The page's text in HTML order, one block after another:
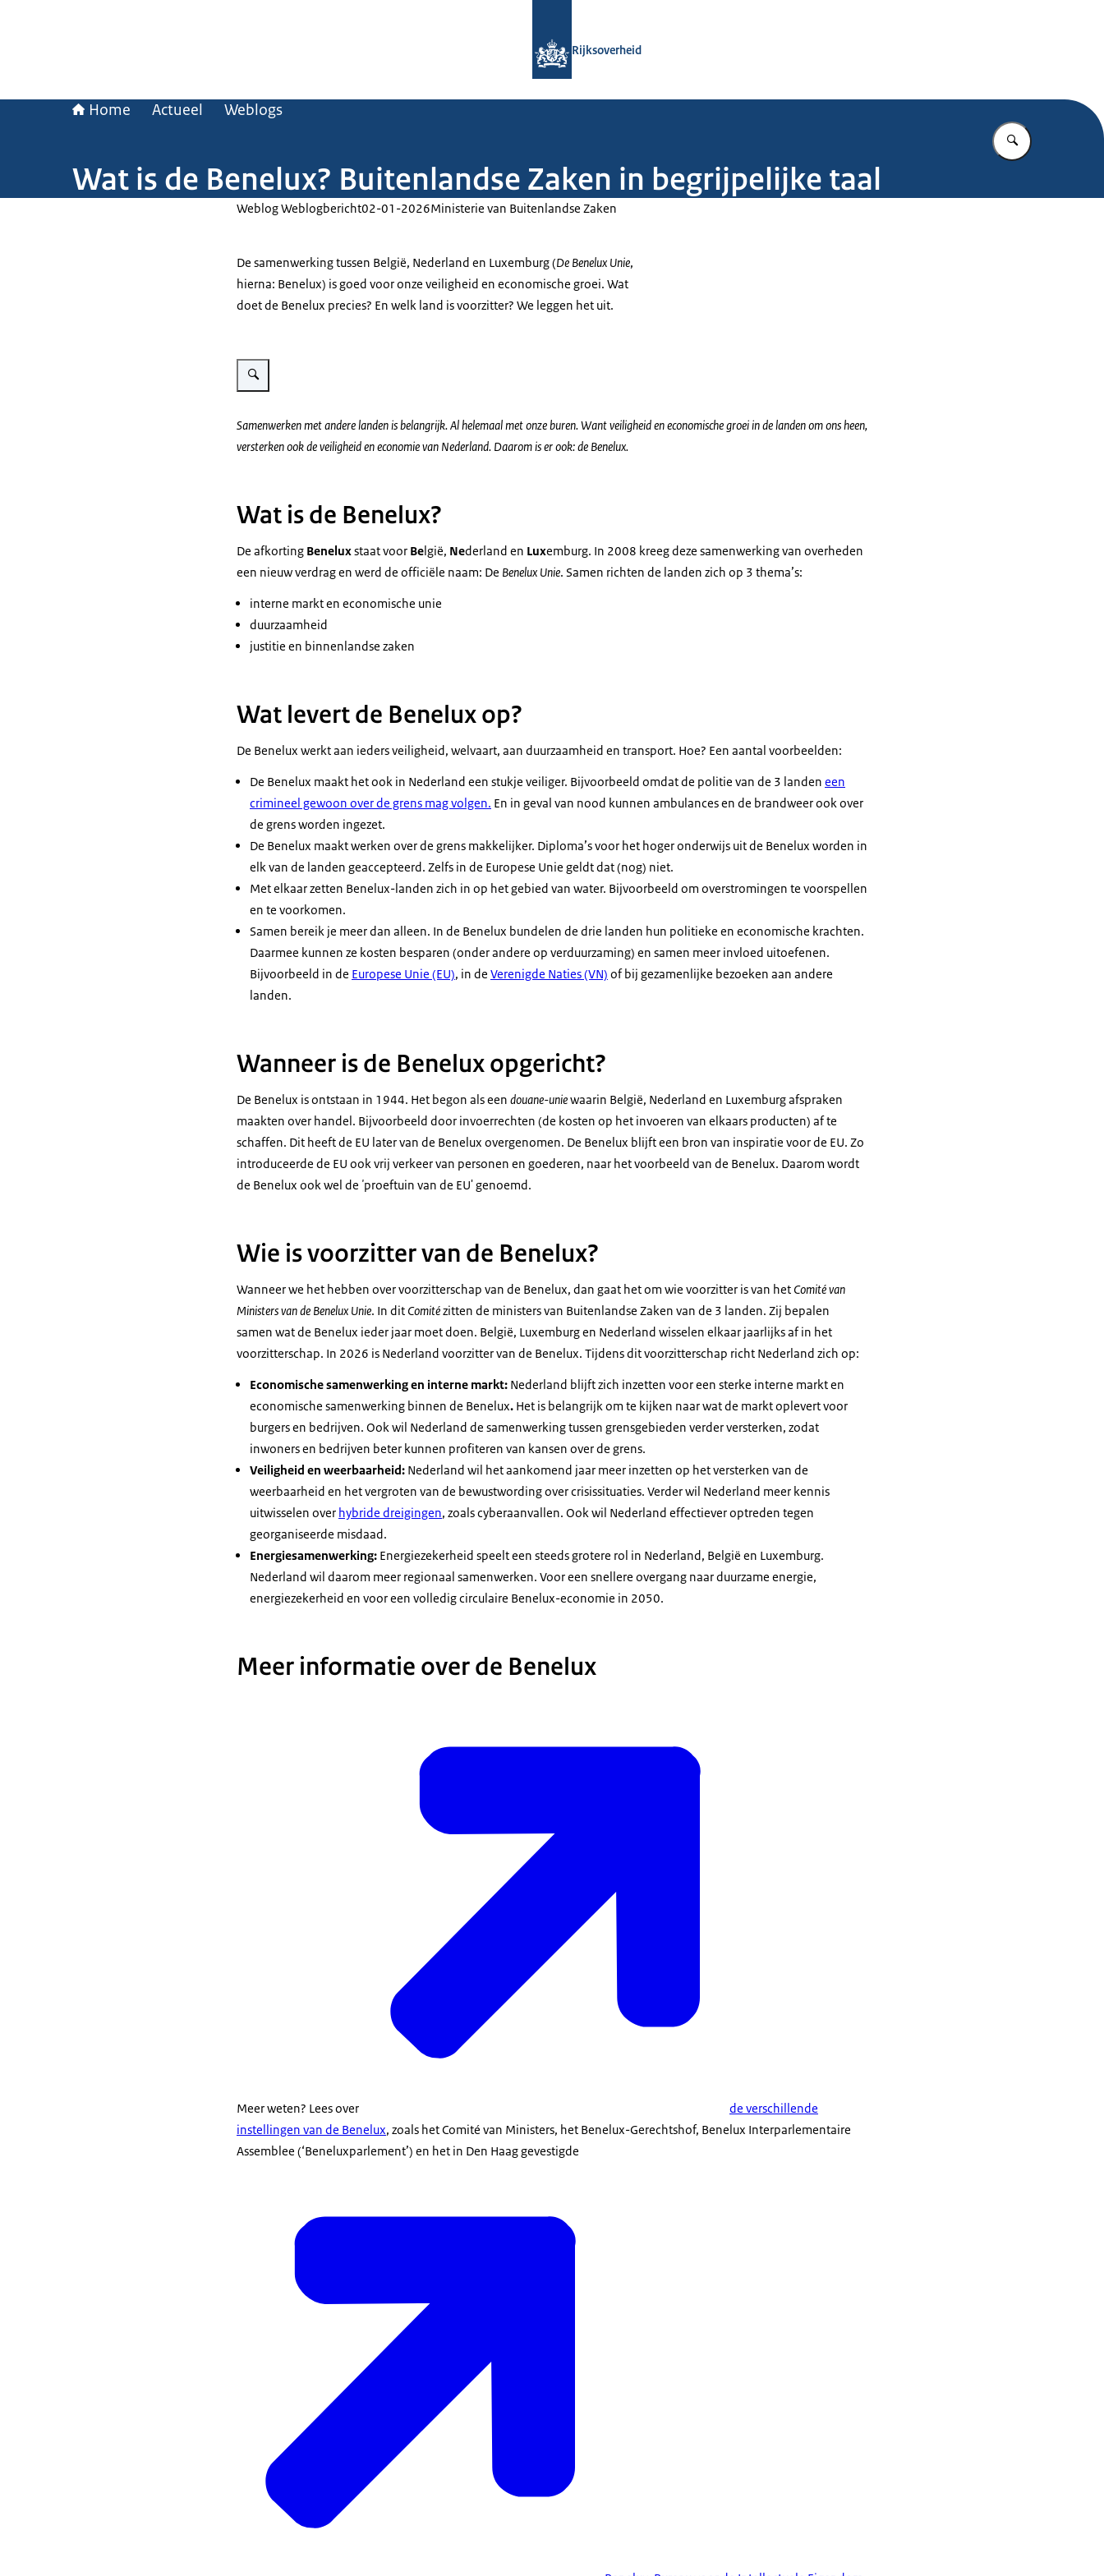
Rijksoverheid
Home Actueel Weblogs
Vul in wat u
Wat is de Benelux? Buitenlandse Zaken in begrijpelijke taal
Weblog Weblogbericht02-01-2026Ministerie van Buitenlandse Zaken
De samenwerking tussen België, Nederland en Luxemburg (De Benelux Unie,
hierna: Benelux) is goed voor onze veiligheid en economische groei. Wat
doet de Benelux precies? En welk land is voorzitter? We leggen het uit.
Vergroot afbeelding Wat je moet weten over de Benelux
Samenwerken met andere landen is belangrijk. Al helemaal met onze buren. Want veiligheid en economische groei in de landen om ons heen,
versterken ook de veiligheid en economie van Nederland. Daarom is er ook: de Benelux.
Wat is de Benelux?
De afkorting Beneluxstaat voor België, Nederland en Luxemburg. In 2008 kreeg deze samenwerking van overheden
een nieuw verdrag en werd de officiële naam: De Benelux Unie. Samen richten de landen zich op 3 thema’s:
interne markt en economische unie
duurzaamheid
justitie en binnenlandse zaken
Wat levert de Benelux op?
De Benelux werkt aan ieders veiligheid, welvaart, aan duurzaamheid en transport. Hoe? Een aantal voorbeelden:
De Benelux maakt het ook in Nederland een stukje veiliger. Bijvoorbeeld omdat de politie van de 3 landen een
crimineel gewoon over de grens mag volgen. En in geval van nood kunnen ambulances en de brandweer ook over
de grens worden ingezet.
De Benelux maakt werken over de grens makkelijker. Diploma’s voor het hoger onderwijs uit de Benelux worden in
elk van de landen geaccepteerd. Zelfs in de Europese Unie geldt dat (nog) niet.
Met elkaar zetten Benelux-landen zich in op het gebied van water. Bijvoorbeeld om overstromingen te voorspellen
en te voorkomen.
Samen bereik je meer dan alleen. In de Benelux bundelen de drie landen hun politieke en economische krachten.
Daarmee kunnen ze kosten besparen (onder andere op verduurzaming) en samen meer invloed uitoefenen.
Bijvoorbeeld in de Europese Unie (EU), in de Verenigde Naties (VN) of bij gezamenlijke bezoeken aan andere
landen.
Wanneer is de Benelux opgericht?
De Benelux is ontstaan in 1944. Het begon als een douane-uniewaarin België, Nederland en Luxemburg afspraken
maakten over handel. Bijvoorbeeld door invoerrechten (de kosten op het invoeren van elkaars producten) af te
schaffen. Dit heeft de EU later van de Benelux overgenomen. De Benelux blijft een bron van inspiratie voor de EU. Zo
introduceerde de EU ook vrij verkeer van personen en goederen, naar het voorbeeld van de Benelux. Daarom wordt
de Benelux ook wel de 'proeftuin van de EU' genoemd.
Wie is voorzitter van de Benelux?
Wanneer we het hebben over voorzitterschap van de Benelux, dan gaat het om wie voorzitter is van het Comité van
Ministers van de Benelux Unie. In dit Comitézitten de ministers van Buitenlandse Zaken van de 3 landen. Zij bepalen
samen wat de Benelux ieder jaar moet doen. België, Luxemburg en Nederland wisselen elkaar jaarlijks af in het
voorzitterschap. In 2026 is Nederland voorzitter van de Benelux. Tijdens dit voorzitterschap richt Nederland zich op:
Economische samenwerking en interne markt: Nederland blijft zich inzetten voor een sterke interne markt en
economische samenwerking binnen de Benelux. Het is belangrijk om te kijken naar wat de markt oplevert voor
burgers en bedrijven. Ook wil Nederland de samenwerking tussen grensgebieden verder versterken, zodat
inwoners en bedrijven beter kunnen profiteren van kansen over de grens.
Veiligheid en weerbaarheid: Nederland wil het aankomend jaar meer inzetten op het versterken van de
weerbaarheid en het vergroten van de bewustwording over crisissituaties. Verder wil Nederland meer kennis
uitwisselen over hybride dreigingen, zoals cyberaanvallen. Ook wil Nederland effectiever optreden tegen
georganiseerde misdaad.
Energiesamenwerking: Energiezekerheid speelt een steeds grotere rol in Nederland, België en Luxemburg.
Nederland wil daarom meer regionaal samenwerken. Voor een snellere overgang naar duurzame energie,
energiezekerheid en voor een volledig circulaire Benelux-economie in 2050.
Meer informatie over de Benelux
Meer weten? Lees over
de verschillende
instellingen van de Benelux, zoals het Comité van Ministers, het Benelux-Gerechtshof, Benelux Interparlementaire
Assemblee (‘Beneluxparlement’) en het in Den Haag gevestigde